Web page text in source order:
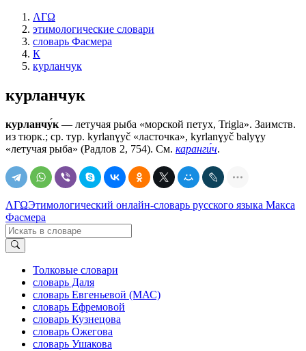
ΛΓΩ
этимологические словари
словарь Фасмера
К
курланчук
курланчук
курланчу́к — летучая рыба «морской петух, Trigla». Заимств.
из тюрк.; ср. тур. kyrlanɣyč «ласточка», kyrlanɣyč bаlуɣу
«летучая рыба» (Радлов 2, 754). См. каранги́ч.
ΛΓΩЭтимологический онлайн-словарь русского языка Макса
Фасмера
Толковые словари
словарь Даля
словарь Евгеньевой (МАС)
словарь Ефремовой
словарь Кузнецова
словарь Ожегова
словарь Ушакова